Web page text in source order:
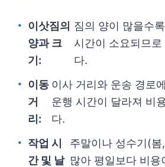
이삿짐의
양과 크
기:
짐의 양이 많을수
시간이 소요되므
다.
이동
거
리:
이사 거리와 운송 경로
운행 시간이 달라져 비
다.
작업 시
간 및 날
주말이나 성수기(
많아 평일보다 비용